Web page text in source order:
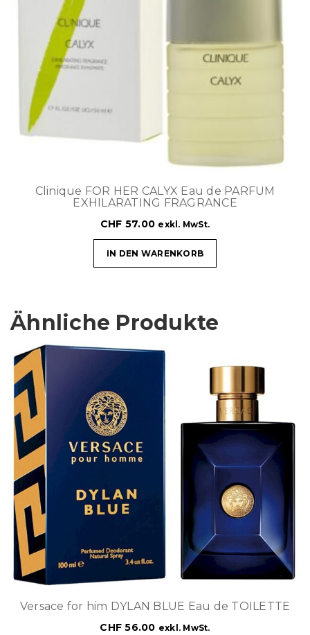
Clinique FOR HER CALYX Eau de PARFUM
EXHILARATING FRAGRANCE
CHF 57.00 exkl. MwSt.
IN DEN WARENKORB
Ähnliche Produkte
Versace for him DYLAN BLUE Eau de TOILETTE
CHF 56.00 exkl. MwSt.